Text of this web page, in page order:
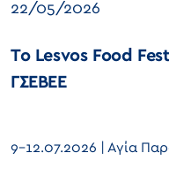
22/05/2026
Το Lesvos Food
ΓΣΕΒΕΕ
9-12.07.2026 | Αγία